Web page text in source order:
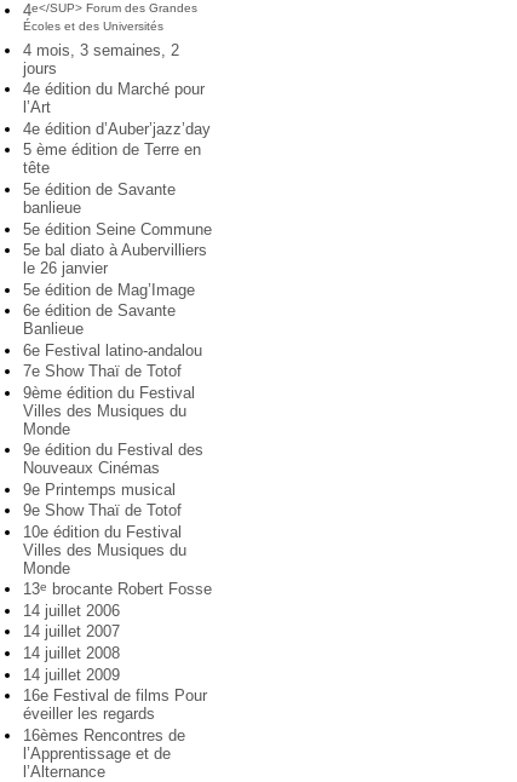
4e</SUP> Forum des Grandes
Écoles et des Universités
4 mois, 3 semaines, 2
jours
4e édition du Marché pour
l’Art
4e édition d’Auber’jazz’day
5 ème édition de Terre en
tête
5e édition de Savante
banlieue
5e édition Seine Commune
5e bal diato à Aubervilliers
le 26 janvier
5e édition de Mag’Image
6e édition de Savante
Banlieue
6e Festival latino-andalou
7e Show Thaï de Totof
9ème édition du Festival
Villes des Musiques du
Monde
9e édition du Festival des
Nouveaux Cinémas
9e Printemps musical
9e Show Thaï de Totof
10e édition du Festival
Villes des Musiques du
Monde
13e
brocante Robert Fosse
14 juillet 2006
14 juillet 2007
14 juillet 2008
14 juillet 2009
16e Festival de films Pour
éveiller les regards
16èmes Rencontres de
l’Apprentissage et de
l’Alternance